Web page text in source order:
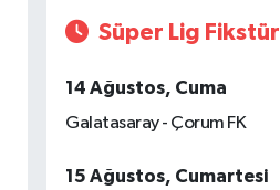
Süper Lig Fikstür
14 Ağustos, Cuma
Galatasaray - Çorum FK
15 Ağustos, Cumartesi